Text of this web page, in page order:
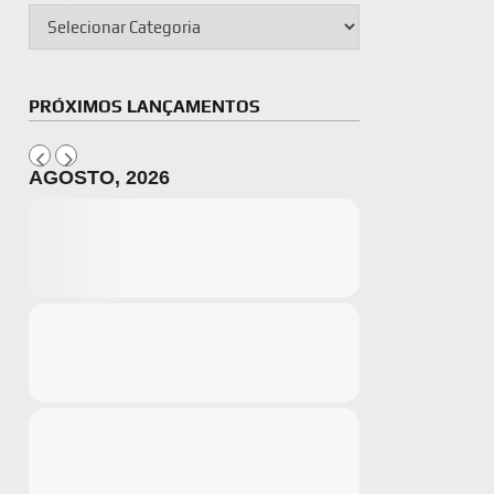
PRÓXIMOS LANÇAMENTOS
AGOSTO, 2026